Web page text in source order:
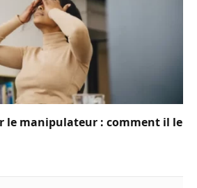
le manipulateur : comment il le